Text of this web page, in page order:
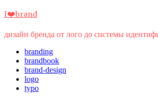
Перейти
содержимому
I❤️brand
дизайн бренда от лого до системы
branding
brandbook
brand-design
logo
typo